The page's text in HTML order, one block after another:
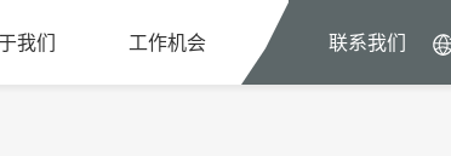
我们 工作机会 联系我们